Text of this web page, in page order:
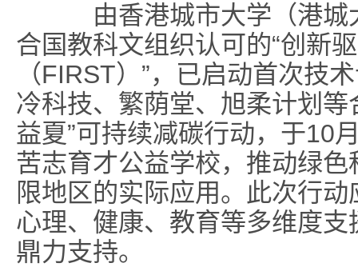
由香港城市大学（港城
合国教科文组织认可的“创新
（FIRST）”，已启动首次技
冷科技、繁荫堂、旭柔计划
益夏”可持续减碳行动，于10
苦志育才公益学校，推动绿
限地区的实际应用。此次行
心理、健康、教育等多维度
鼎力支持。